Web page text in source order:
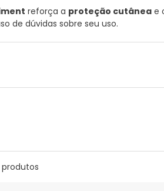
reforça a proteção cutânea e
de dúvidas sobre seu uso.